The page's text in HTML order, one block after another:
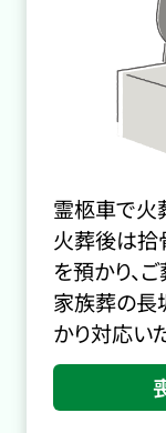
霊柩車で火
火葬後は拾
を預かり、
家族葬の長
かり対応い